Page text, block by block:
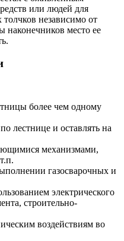
или людей для
независимо от
наконечников место ее
более чем одному
лестнице и оставлять на
механизмами,
газосварочных и
электрического
строительно-
воздействиям во